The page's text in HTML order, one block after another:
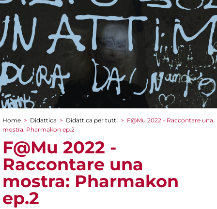
Tu sei qui
Home > Didattica > Didattica per tutti > F@Mu 2022 - Raccontare una
mostra: Pharmakon ep.2
F@Mu 2022 -
Raccontare una
mostra: Pharmakon
ep.2